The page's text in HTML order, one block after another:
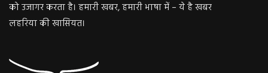
को उजागर करता है। हमारी खबर, हमारी भाषा में – ये है खबर
लहरिया की खासियत।